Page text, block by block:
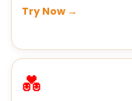
Try Now →
💑